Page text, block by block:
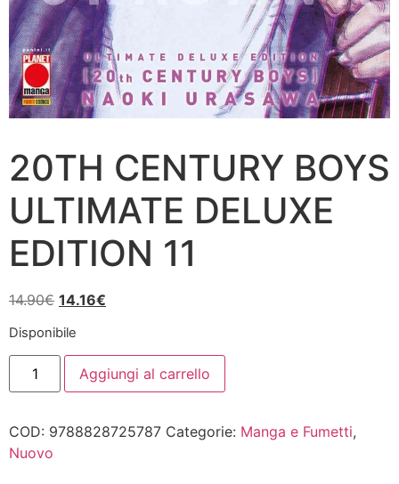
20TH CENTURY BOYS
ULTIMATE DELUXE
EDITION 11
14.90€ Il
originale
era:
14.90€.
14.16€
14.16€.
Disponibile
20TH
CENTURY
BOYS
EDITION
11
quantità
Aggiungi al carrello
COD: 9788828725787 Categorie: Manga e Fumetti,
Nuovo